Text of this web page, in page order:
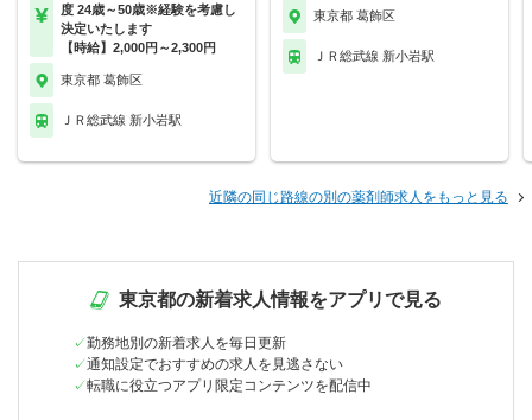
度 24歳～50歳※経験を考慮し
決定いたします
【時給】2,000円～2,300円
東京都 葛飾区
ＪＲ総武線 新小岩駅
東京都 葛飾区
ＪＲ総武線 新小岩駅
近隣の同じ路線の別の薬剤師求人をもっと見る
東京都の新着求人情報をアプリで見る
勤務地別の新着求人を毎日更新
通知設定でおすすめの求人を見逃さない
転職に役立つアプリ限定コンテンツを配信中